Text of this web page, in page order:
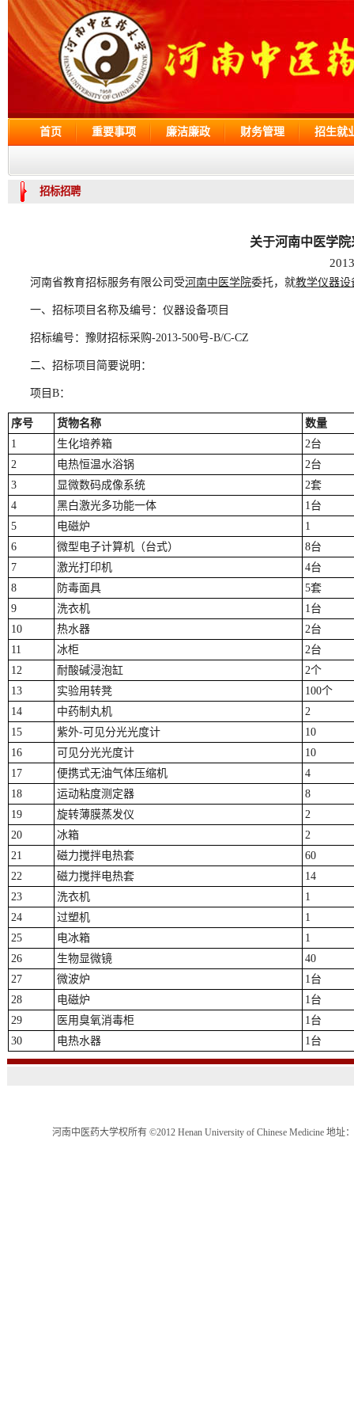
首页 重要事项 廉洁廉政 财务管理 招生就
招标招聘
关于河南中医学
河南省教育招标服务有限公司受河南中医学院委托，就教学仪器设
一、招标项目名称及编号：仪器设备项目
招标编号：豫财招标采购-2013-500号-B/C-CZ
二、招标项目简要说明：
项目B：
序号 货物名称
数量
1
生化培养箱
2台
2
电热恒温水浴锅
2台
3
显微数码成像系统
2套
4
黑白激光多功能一体
1台
5
电磁炉
1
6
微型电子计算机（台式）
8台
7
激光打印机
4台
8
防毒面具
5套
9
洗衣机
1台
10
热水器
2台
11
冰柜
2台
12
耐酸碱浸泡缸
2个
13
实验用转凳
100个
14
中药制丸机
2
15
紫外-可见分光光度计
10
16
可见分光光度计
10
17
便携式无油气体压缩机
4
18
运动粘度测定器
8
19
旋转薄膜蒸发仪
2
20
冰箱
2
21
磁力搅拌电热套
60
22
磁力搅拌电热套
14
23
洗衣机
1
24
过塑机
1
25
电冰箱
1
26
生物显微镜
40
27
微波炉
1台
28
电磁炉
1台
29
医用臭氧消毒柜
1台
30
电热水器 1台
河南中医药大学权所有 ©2012 Henan University of Chinese Medicine 地